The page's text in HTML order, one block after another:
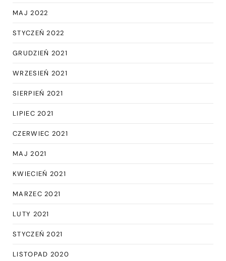
MAJ 2022
STYCZEŃ 2022
GRUDZIEŃ 2021
WRZESIEŃ 2021
SIERPIEŃ 2021
LIPIEC 2021
CZERWIEC 2021
MAJ 2021
KWIECIEŃ 2021
MARZEC 2021
LUTY 2021
STYCZEŃ 2021
LISTOPAD 2020